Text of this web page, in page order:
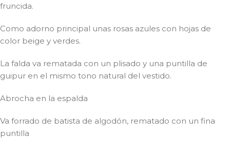
fruncida.
Como adorno principal unas rosas azules con hojas de
color beige y verdes.
La falda va rematada con un plisado y una puntilla de
guipur en el mismo tono natural del vestido.
Abrocha en la espalda
Va forrado de batista de algodón, rematado con un fina
puntilla